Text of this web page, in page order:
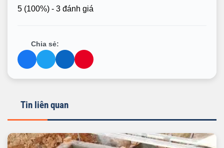
5 (100%) - 3 đánh giá
Chia sẻ:
Tin liên quan